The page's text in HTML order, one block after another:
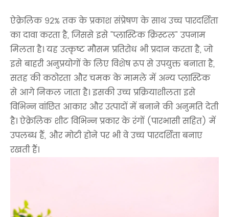
ऐक्रेलिक 92% तक के प्रकाश संप्रेषण के साथ उच्च पारदर्शिता
का दावा करता है, जिससे इसे "प्लास्टिक क्रिस्टल" उपनाम
मिलता है। यह उत्कृष्ट मौसम प्रतिरोध भी प्रदान करता है, जो
इसे बाहरी अनुप्रयोगों के लिए विशेष रूप से उपयुक्त बनाता है,
सतह की कठोरता और चमक के मामले में अन्य प्लास्टिक
से आगे निकल जाता है। इसकी उच्च प्रक्रियाशीलता इसे
विभिन्न वांछित आकार और उत्पादों में बनाने की अनुमति देती
है। ऐक्रेलिक शीट विभिन्न प्रकार के रंगों (पारभासी सहित) में
उपलब्ध हैं, और मोटी होने पर भी वे उच्च पारदर्शिता बनाए
रखती हैं।